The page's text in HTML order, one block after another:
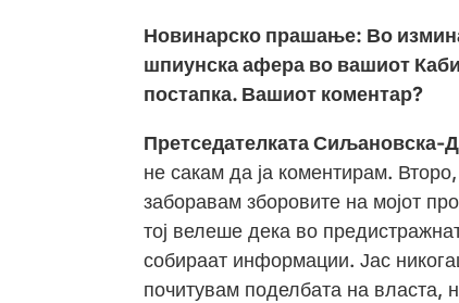
Новинарско прашање: Во
шпиунска афера во вашиот
постапка. Вашиот коментар?
Претседателката Сиљановска-
не сакам да ја коментирам.
заборавам зборовите на мојот
тој велеше дека во
собираат информации. Јас
почитувам поделбата на власта,